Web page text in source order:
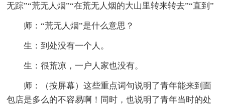
无踪”“荒无人烟”“在荒无人烟的大山里转来转去”“直到”
师：“荒无人烟”是什么意思？
生：到处没有一个人。
生：很荒凉，一户人家也没有。
师：（按屏幕）这些重点词句说明了青年能来到面
包店是多么的不容易啊！同时，也说明了青年当时的处